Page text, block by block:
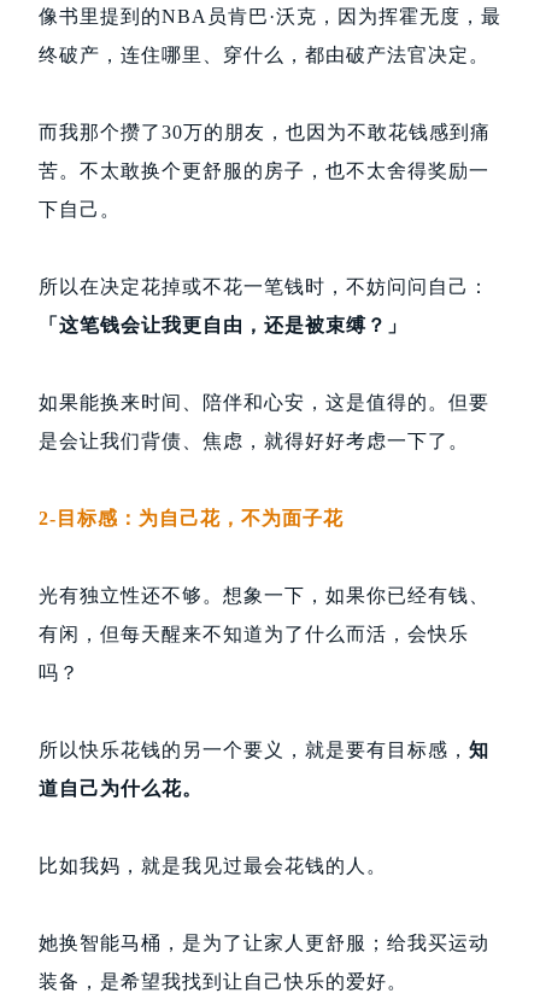
像书里提到的NBA员肯巴·沃克，因为挥霍无度，最
终破产，连住哪里、穿什么，都由破产法官决定。
而我那个攒了30万的朋友，也因为不敢花钱感到痛
苦。不太敢换个更舒服的房子，也不太舍得奖励一
下自己。
所以在决定花掉或不花一笔钱时，不妨问问自己：
「这笔钱会让我更自由，还是被束缚？」
如果能换来时间、陪伴和心安，这是值得的。但要
是会让我们背债、焦虑，就得好好考虑一下了。
2-目标感：为自己花，不为面子花
光有独立性还不够。想象一下，如果你已经有钱、
有闲，但每天醒来不知道为了什么而活，会快乐
吗？
所以快乐花钱的另一个要义，就是要有目标感， 知
道自己为什么花。
比如我妈，就是我见过最会花钱的人。
她换智能马桶，是为了让家人更舒服；给我买运动
装备，是希望我找到让自己快乐的爱好。